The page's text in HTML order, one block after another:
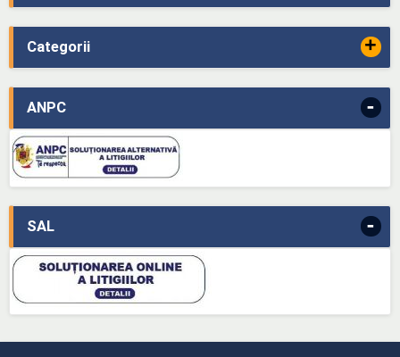
Categorii +
ANPC -
SAL -